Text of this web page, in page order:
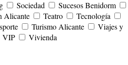
Sociedad
Sucesos Benidorm
Alicante Teatro
Tecnología
Turismo Alicante
Viajes y
VIP Vivienda